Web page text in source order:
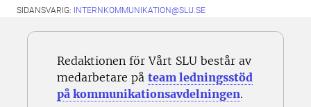
SIDANSVARIG: INTERNKOMMUNIKATION@SLU.SE
Redaktionen för Vårt SLU består av
medarbetare på team ledningsstöd
på kommunikationsavdelningen.